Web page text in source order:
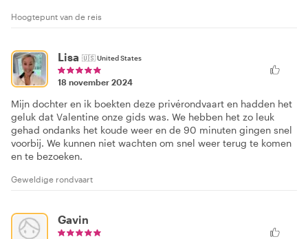
Hoogtepunt van de reis
Lisa 🇺🇸United States
18 november 2024
Mijn dochter en ik boekten deze privérondvaart en hadden het
geluk dat Valentine onze gids was. We hebben het zo leuk
gehad ondanks het koude weer en de 90 minuten gingen snel
voorbij. We kunnen niet wachten om snel weer terug te komen
en te bezoeken.
Geweldige rondvaart
Gavin